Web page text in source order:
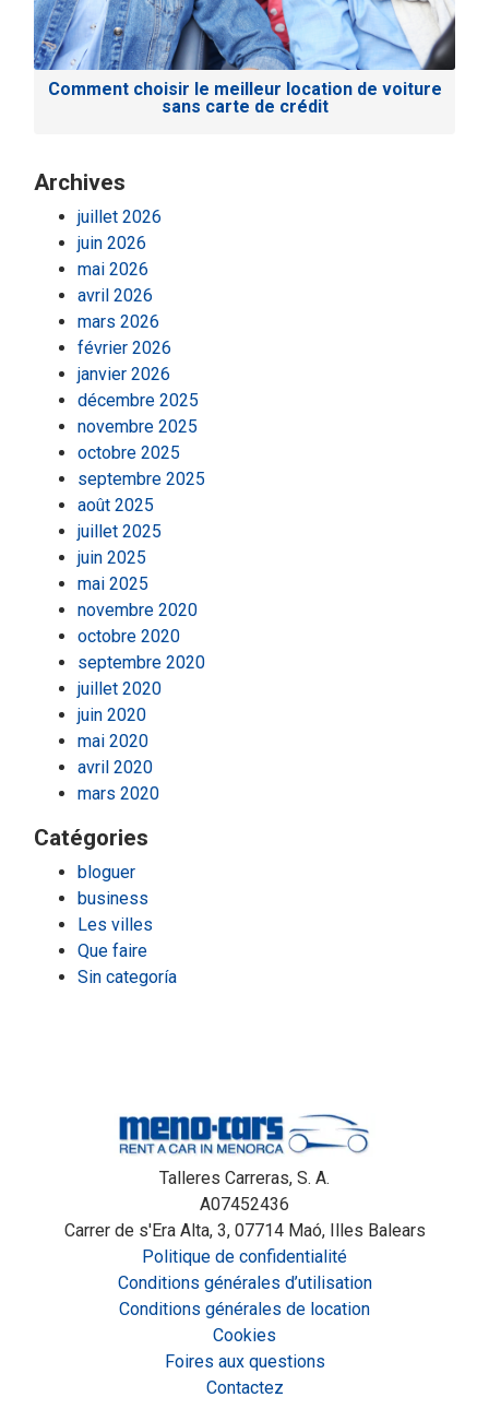
Comment choisir le meilleur location de voiture
sans carte de crédit
Archives
juillet 2026
juin 2026
mai 2026
avril 2026
mars 2026
février 2026
janvier 2026
décembre 2025
novembre 2025
octobre 2025
septembre 2025
août 2025
juillet 2025
juin 2025
mai 2025
novembre 2020
octobre 2020
septembre 2020
juillet 2020
juin 2020
mai 2020
avril 2020
mars 2020
Catégories
bloguer
business
Les villes
Que faire
Sin categoría
Talleres Carreras, S. A.
A07452436
Carrer de s'Era Alta, 3, 07714 Maó, Illes Balears
Politique de confidentialité
Conditions générales d’utilisation
Conditions générales de location
Cookies
Foires aux questions
Contactez